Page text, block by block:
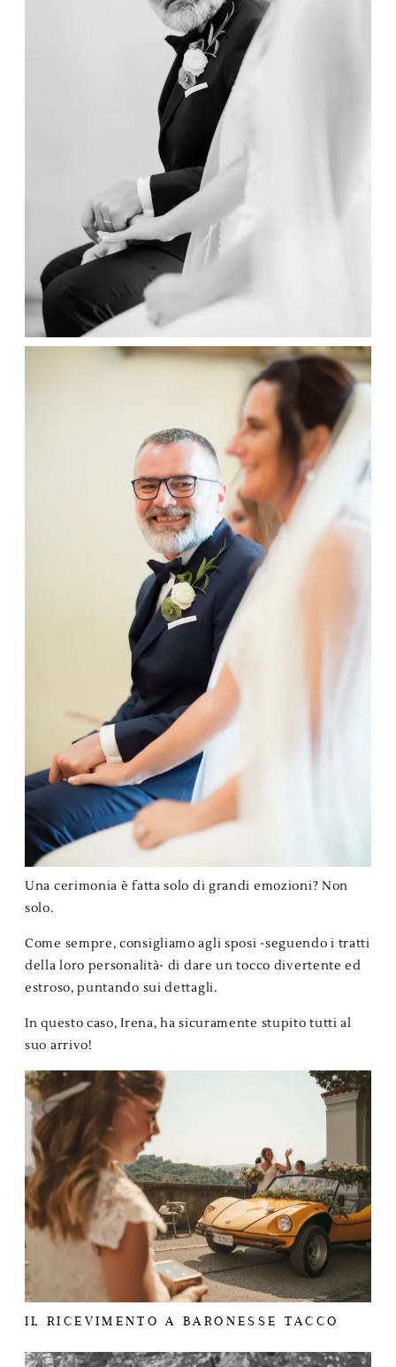
Una cerimonia è fatta solo di grandi emozioni? Non
solo.
Come sempre, consigliamo agli sposi -seguendo i tratti
della loro personalità- di dare un tocco divertente ed
estroso, puntando sui dettagli.
In questo caso, Irena, ha sicuramente stupito tutti al
suo arrivo!
IL RICEVIMENTO A BARONESSE TACCO